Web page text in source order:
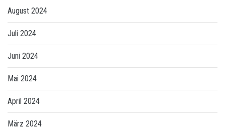
August 2024
Juli 2024
Juni 2024
Mai 2024
April 2024
März 2024